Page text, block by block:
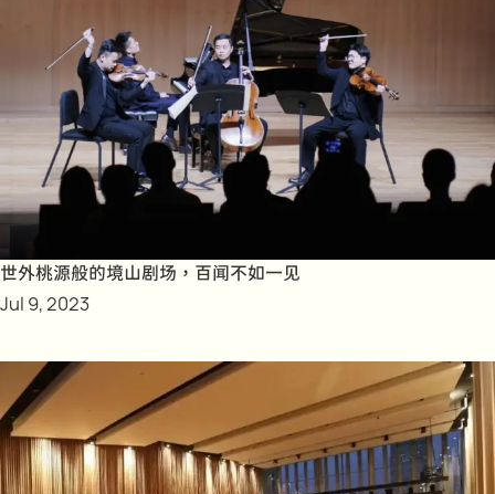
世外桃源般的境山剧场，百闻不如一见
Jul 9, 2023